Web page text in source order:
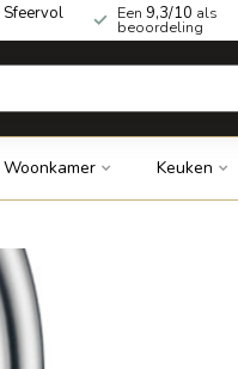
Sfeervol Een 9,3/10 als
beoordeling
Woonkamer Keuken